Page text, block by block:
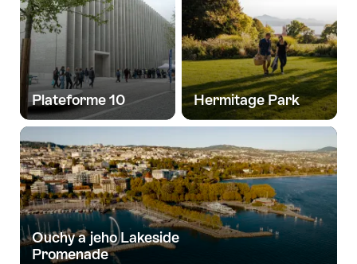
Plateforme 10 Hermitage Park
Ouchy a jeho Lakeside
Promenade